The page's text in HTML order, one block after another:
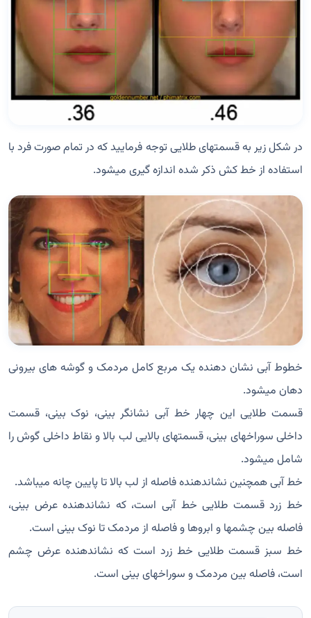
در شکل زیر به قسمتهای طلایی توجه فرمایید که در تمام صورت فرد با
استفاده از خط کش ذکر شده اندازه گیری میشود.
خطوط آبی نشان دهنده یک مربع کامل مردمک و گوشه های بیرونی
دهان میشود.
قسمت طلایی این چهار خط آبی نشانگر بینی، نوک بینی، قسمت
داخلی سوراخهای بینی، قسمتهای بالایی لب بالا و نقاط داخلی گوش را
شامل میشود.
خط آبی همچنین نشاندهنده فاصله از لب بالا تا پایین چانه میباشد.
خط زرد قسمت طلایی خط آبی است، که نشاندهنده عرض بینی،
فاصله بین چشمها و ابروها و فاصله از مردمک تا نوک بینی است.
خط سبز قسمت طلایی خط زرد است که نشاندهنده عرض چشم
است، فاصله بین مردمک و سوراخهای بینی است.